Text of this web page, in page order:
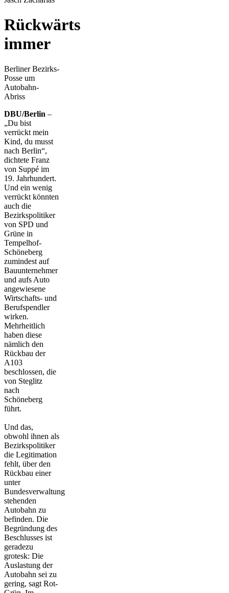
Rückwärts
immer
Berliner Bezirks-
Posse um
Autobahn-
Abriss
DBU/Berlin –
„Du bist
verrückt mein
Kind, du musst
nach Berlin“,
dichtete Franz
von Suppé im
19. Jahrhundert.
Und ein wenig
verrückt könnten
auch die
Bezirkspolitiker
von SPD und
Grüne in
Tempelhof-
Schöneberg
zumindest auf
Bauunternehmer
und aufs Auto
angewiesene
Wirtschafts- und
Berufspendler
wirken.
Mehrheitlich
haben diese
nämlich den
Rückbau der
A103
beschlossen, die
von Steglitz
nach
Schöneberg
führt.
Und das,
obwohl ihnen als
Bezirkspolitiker
die Legitimation
fehlt, über den
Rückbau einer
unter
Bundesverwaltung
stehenden
Autobahn zu
befinden. Die
Begründung des
Beschlusses ist
geradezu
grotesk: Die
Auslastung der
Autobahn sei zu
gering, sagt Rot-